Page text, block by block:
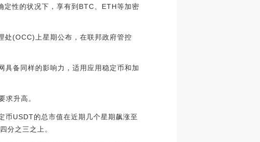
定性的状况下，享有到BTC、ETH等加密
处(OCC)上星期公布，在联邦政府管控
备同样的影响力，适用应用稳定币和加
求升高。
USDT的总市值在近期几个星期飙涨至
分之三之上。